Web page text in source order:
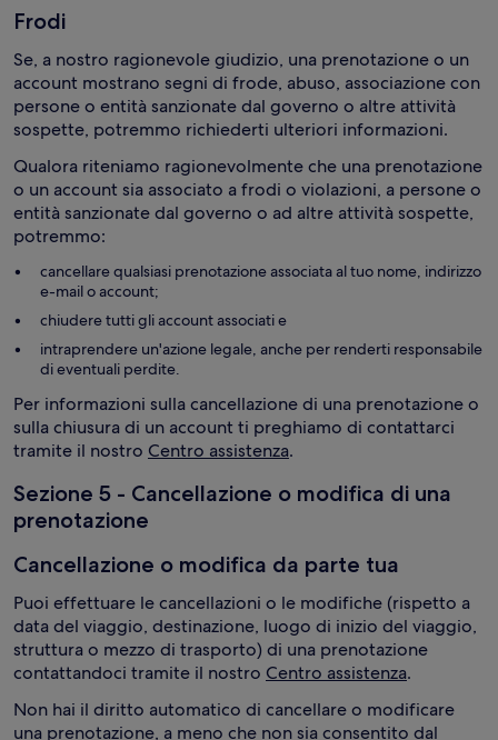
Frodi
Se, a nostro ragionevole giudizio, una prenotazione o un
account mostrano segni di frode, abuso, associazione con
persone o entità sanzionate dal governo o altre attività
sospette, potremmo richiederti ulteriori informazioni.
Qualora riteniamo ragionevolmente che una prenotazione
o un account sia associato a frodi o violazioni, a persone o
entità sanzionate dal governo o ad altre attività sospette,
potremmo:
cancellare qualsiasi prenotazione associata al tuo nome, indirizzo
e-mail o account;
chiudere tutti gli account associati e
intraprendere un'azione legale, anche per renderti responsabile
di eventuali perdite.
Per informazioni sulla cancellazione di una prenotazione o
sulla chiusura di un account ti preghiamo di contattarci
tramite il nostro Centro assistenza.
Sezione 5 - Cancellazione o modifica di una
prenotazione
Cancellazione o modifica da parte tua
Puoi effettuare le cancellazioni o le modifiche (rispetto a
data del viaggio, destinazione, luogo di inizio del viaggio,
struttura o mezzo di trasporto) di una prenotazione
contattandoci tramite il nostro Centro assistenza.
Non hai il diritto automatico di cancellare o modificare
una prenotazione, a meno che non sia consentito dal